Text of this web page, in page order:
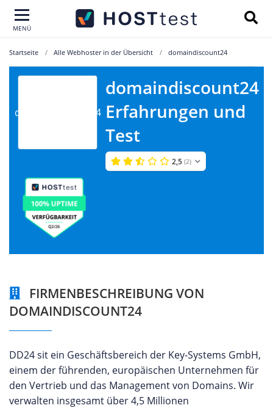
MENÜ
Startseite Alle Webhoster in der Übersicht domaindiscount24
domaindiscount24
domaindiscount24
Erfahrungen und
Test
2,5 (2)
FIRMENBESCHREIBUNG VON
DOMAINDISCOUNT24
DD24 sit ein Geschäftsbereich der Key-Systems GmbH,
einem der führenden, europäischen Unternehmen für
den Vertrieb und das Management von Domains. Wir
verwalten insgesamt über 4,5 Millionen